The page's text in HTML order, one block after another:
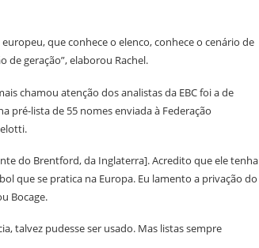
que conhece o elenco, conhece o cenário de
de geração”, elaborou Rachel.
chamou atenção dos analistas da EBCfoi a de
pré-lista de 55 nomes enviada à Federação
do Brentford, da Inglaterra]. Acredito que ele tenha
que se pratica na Europa. Eu lamento a privação do
Bocage.
talvez pudesse ser usado. Mas listas sempre